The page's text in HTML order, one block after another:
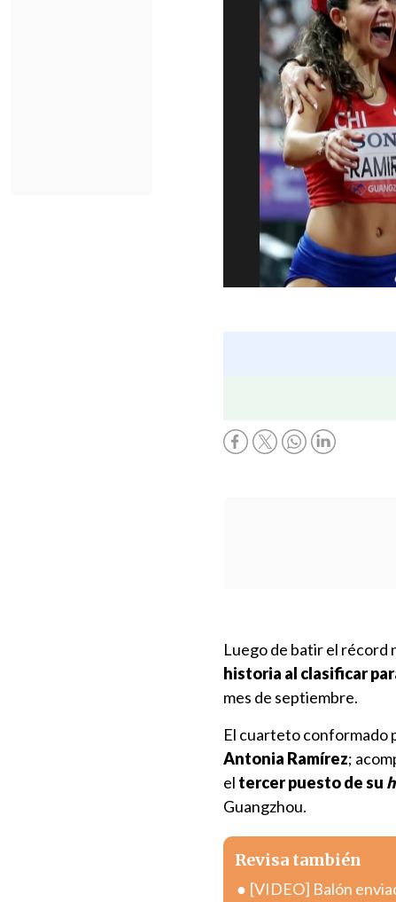
Luego de batir el récord
historia al clasificar
mes de septiembre.
El cuarteto conformado
Antonia Ramírez;
el tercer puesto de su
Guangzhou.
Revisa también
[VIDEO] Balón